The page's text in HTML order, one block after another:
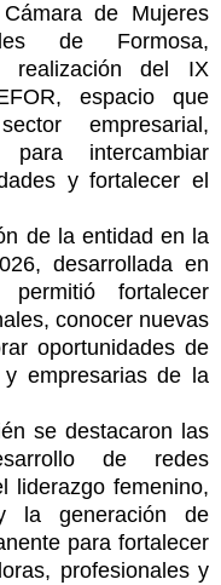
de Mujeres
de Formosa,
realización del IX
espacio que
empresarial,
intercambiar
y fortalecer el
de la entidad en la
desarrollada en
fortalecer
conocer nuevas
oportunidades de
y empresarias de la
se destacaron las
de redes
liderazgo femenino,
la generación de
para fortalecer
profesionales y